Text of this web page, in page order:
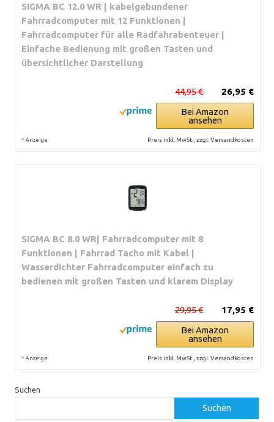
SIGMA BC 12.0 WR | kabelgebundener
Fahrradcomputer mit 12 Funktionen |
Fahrradcomputer für alle Radfahrabenteuer |
Einfache Bedienung mit großen Tasten und
übersichtlicher Darstellung
26,95 €
44,95 €
Bei Amazon
ansehen
* Anzeige Preis inkl. MwSt., zzgl. Versandkosten
SIGMA BC 8.0 WR| Fahrradcomputer mit 8
Funktionen | Fahrrad Tacho mit Kabel |
Wasserdichter Fahrradcomputer einfach zu
bedienen mit großen Tasten und klarem Display
17,95 €
29,95 €
Bei Amazon
ansehen
* Anzeige Preis inkl. MwSt., zzgl. Versandkosten
Suchen
Suchen